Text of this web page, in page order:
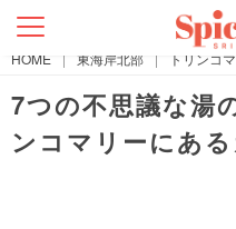
HOME | 東海岸北部 | トリンコ
7つの不思議な湯
ンコマリーにあ